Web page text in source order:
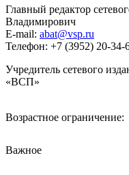
Главный редактор
Владимирович
E-mail: abat@vsp.ru
Телефон: +7 (3952) 20-34-
Учредитель сетевого
«ВСП»
Возрастное ограничение:
Важное